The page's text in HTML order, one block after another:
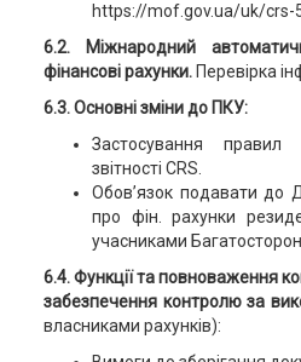
https://mof.gov.ua/uk/crs-
6.2. Міжнародний
фінансові рахунки.Перевірка
6.3. Основні зміни до ПКУ:
Застосування правил
звітності CRS.
Обов’язок подавати до
про фін. рахунки
учасниками
6.4. Функції та повноваження
забезпечення контролю за
власниками рахунків):